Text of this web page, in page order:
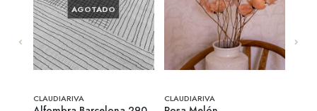
AGOTADO
CLAUDIARIVA CLAUDIARIVA